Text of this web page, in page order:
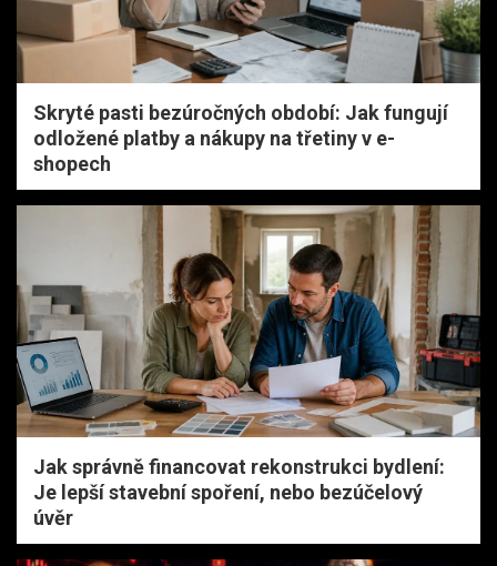
Skryté pasti bezúročných období: Jak fungují
odložené platby a nákupy na třetiny v e-
shopech
Jak správně financovat rekonstrukci bydlení:
Je lepší stavební spoření, nebo bezúčelový
úvěr